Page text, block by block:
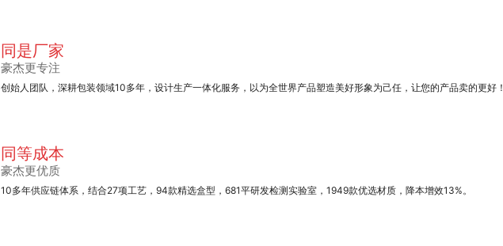
同是厂家
豪杰更专注
创始人团队，深耕包装领域10多年，设计生产一体化服务，以为全世界产品塑造美好形象为己任，让您的产品卖的更好！
同等成本
豪杰更优质
10多年供应链体系，结合27项工艺，94款精选盒型，681平研发检测实验室，1949款优选材质，降本增效13%。